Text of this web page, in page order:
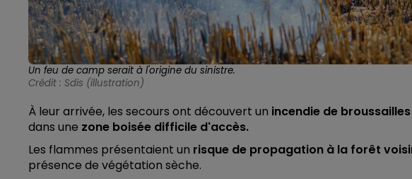
Un feu de camp serait à l'origine du sinistre.
Crédit : Sdis (illustration)
À leur arrivée, les secours ont découvert un incendie de
dans une zone boisée difficile d'accès.
Les flammes présentaient un risque de propagation à la forêt
présence de végétation sèche.